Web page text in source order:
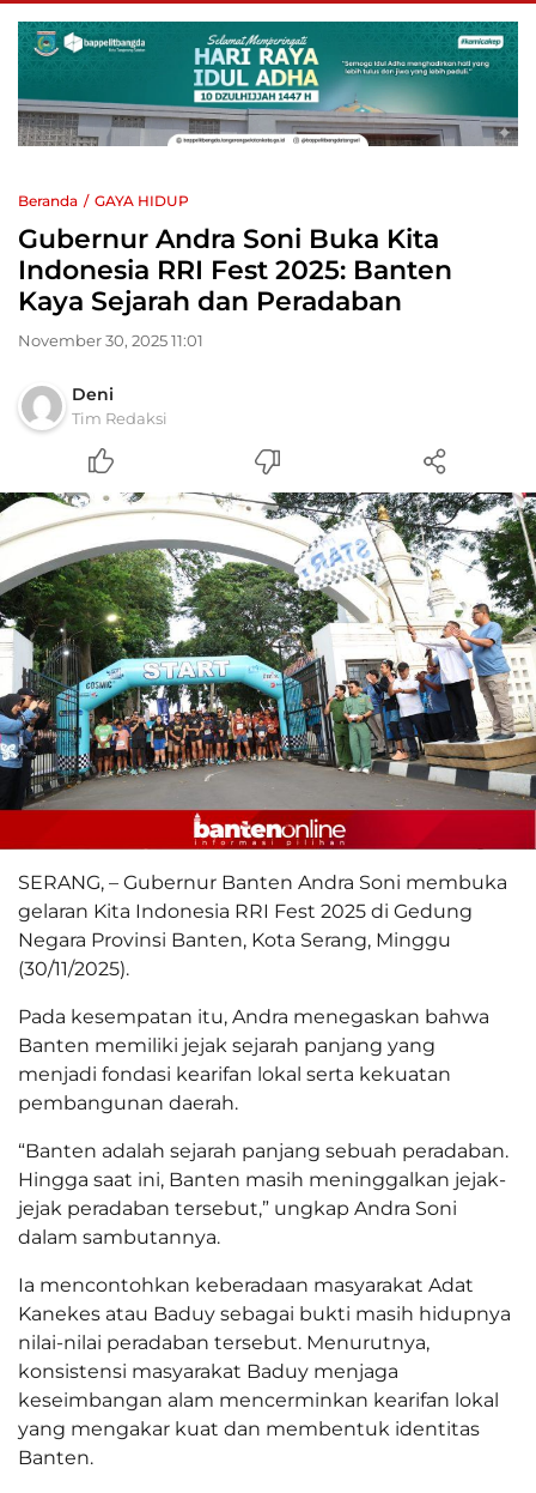
Beranda GAYA HIDUP
Gubernur Andra Soni Buka Kita
Indonesia RRI Fest 2025: Banten
Kaya Sejarah dan Peradaban
November 30, 2025 11:01
Deni
Tim Redaksi
SERANG, – Gubernur Banten Andra Soni membuka
gelaran Kita Indonesia RRI Fest 2025 di Gedung
Negara Provinsi Banten, Kota Serang, Minggu
(30/11/2025).
Pada kesempatan itu, Andra menegaskan bahwa
Banten memiliki jejak sejarah panjang yang
menjadi fondasi kearifan lokal serta kekuatan
pembangunan daerah.
“Banten adalah sejarah panjang sebuah peradaban.
Hingga saat ini, Banten masih meninggalkan jejak-
jejak peradaban tersebut,” ungkap Andra Soni
dalam sambutannya.
Ia mencontohkan keberadaan masyarakat Adat
Kanekes atau Baduy sebagai bukti masih hidupnya
nilai-nilai peradaban tersebut. Menurutnya,
konsistensi masyarakat Baduy menjaga
keseimbangan alam mencerminkan kearifan lokal
yang mengakar kuat dan membentuk identitas
Banten.